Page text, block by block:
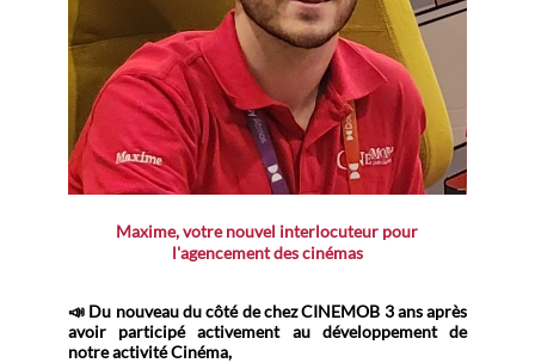
Maxime, votre nouvel interlocuteur pour
l'agencement des cinémas
📣 Du nouveau du côté de chez CINEMOB 3 ans après
avoir participé activement au développement de
notre activité Cinéma,